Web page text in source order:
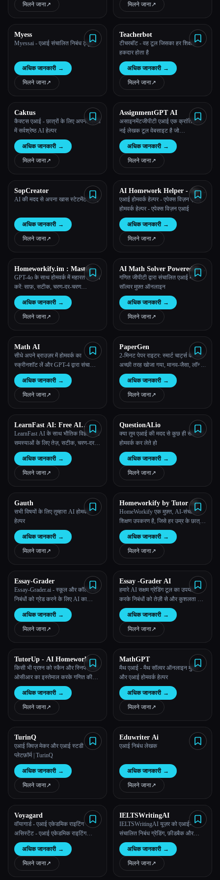
हमारे बारे में
बनाकर होमवर्क की समस्याओं को हल
करने में मदद करता है।
मिलने जाना↗︎
वैयक्तिकृत और त्रुटि-मुक्त आकलन
सुनिश्चित करता है।
मिलने जाना↗︎
Myess
Myessai - एआई संचालित निबंध ट्यूटर
अधिक जानकारी →
मिलने जाना↗︎
Teacherbot
टीचरबॉट - वह टूल जिसका हर शिक्षक
हकदार होता है
अधिक जानकारी →
मिलने जाना↗︎
Caktus
कैक्टस एआई - छात्रों के लिए अपनी श्रेणी
में सर्वश्रेष्ठ AI हेल्पर
अधिक जानकारी →
मिलने जाना↗︎
AssignmentGPT AI
असाइनमेंटजीपीटी एआई एक क्रांतिकारी
नई लेखक टूल वेबसाइट है जो
उपयोगकर्ताओं को एक शक्तिशाली एआई-
संचालित लेखन सहायक प्रदान करती है
उत्कृष्ट कार्य, निबंध, ब्लॉग, पाठ योजना
तैयार करें
अधिक जानकारी →
मिलने जाना↗︎
SopCreator
AI की मदद से अपना खास स्टेटमेंट बनाएं
अधिक जानकारी →
मिलने जाना↗︎
AI Homework Helper - Apex
Vision AI
एआई होमवर्क हेल्पर - एपेक्स विज़न एआई
होमवर्क हेल्पर - एपेक्स विज़न एआई
अधिक जानकारी →
मिलने जाना↗︎
Homeworkify.im : Master
Homework with GPT-4o
GPT-4o के साथ होमवर्क में महारत हासिल
करें: साफ़, सटीक, चरण-दर-चरण
सहायता!
अधिक जानकारी →
मिलने जाना↗︎
AI Math Solver Powered by
Math GPT Free Online
गणित जीपीटी द्वारा संचालित एआई मैथ
सॉल्वर मुफ़्त ऑनलाइन
अधिक जानकारी →
मिलने जाना↗︎
Math AI
सीधे अपने ब्राउज़र में होमवर्क का
स्क्रीनशॉट लें और GPT-4 द्वारा संचालित
चरण-दर-चरण उत्तर पाएँ।
अधिक जानकारी →
मिलने जाना↗︎
PaperGen
2-मिनट पेपर राइटर: स्मार्ट चार्ट्स के साथ
अच्छी तरह खोजा गया, मानव-जैसा, लॉन्ग-
फ़ॉर्म पेपर राइटर
अधिक जानकारी →
मिलने जाना↗︎
LearnFast AI: Free AI
Physics Solver
LearnFast AI के साथ भौतिक विज्ञान की
समस्याओं के लिए तेज़, सटीक, चरण-दर-
चरण समाधान पाओ!
अधिक जानकारी →
मिलने जाना↗︎
QuestionAI.io
क्या तुम एआई की मदद से कुछ ही सेकंड में
होमवर्क कर लेते हो
अधिक जानकारी →
मिलने जाना↗︎
Gauth
सभी विषयों के लिए तुम्हारा AI होमवर्क
हेल्पर
अधिक जानकारी →
मिलने जाना↗︎
Homeworkify by Tutor AI
HomeWorkify एक मुफ़्त, AI-संचालित
शिक्षण उपकरण है, जिसे हर उम्र के छात्रों
को अपने होमवर्क को समझने और प्रभावी
ढंग से पूरा करने में मदद करने के लिए
डिज़ाइन किया गया है।
अधिक जानकारी →
मिलने जाना↗︎
Essay-Grader
Essay-Grader.ai - स्कूल और कॉलेज के
निबंधों को ग्रेड करने के लिए AI का
इस्तेमाल करें
अधिक जानकारी →
मिलने जाना↗︎
Essay -Grader AI
हमारे AI सक्षम ग्रेडिंग टूल का उपयोग
करके निबंधों को तेज़ी से और कुशलता से
ग्रेड दें
अधिक जानकारी →
मिलने जाना↗︎
TutorUp - AI Homework &
Exam Helper
किसी भी प्रश्न को स्कैन और स्निप करके
ओसीआर का इस्तेमाल करके गणित की
जटिल समस्याओं जैसे कि एल्जेब्रा,
कैलकुलस, और जियोमेट्री को हल करें
अधिक जानकारी →
मिलने जाना↗︎
MathGPT
मैथ एआई - मैथ सॉल्वर ऑनलाइन मुफ़्त
और एआई होमवर्क हेल्पर
अधिक जानकारी →
मिलने जाना↗︎
TurinQ
एआई क्विज़ मेकर और एआई स्टडी
प्लेटफ़ॉर्म | TurinQ
अधिक जानकारी →
मिलने जाना↗︎
Eduwriter Ai
एआई निबंध लेखक
अधिक जानकारी →
मिलने जाना↗︎
Voyagard
वॉयागार्ड - एआई एकेडमिक राइटिंग
असिस्टेंट - एआई एकेडमिक राइटिंग
असिस्टेंट
अधिक जानकारी →
मिलने जाना↗︎
IELTSWritingAI
IELTSWritingAI यूज़र को एआई-
संचालित निबंध ग्रेडिंग, फ़ीडबैक और
नमूना निबंधों के ज़रिये आईईएलटीएस
लेखन को बेहतर बनाने में मदद करता है,
ताकि स्कोर को कुशलता से बढ़ाया जा
सके।
अधिक जानकारी →
मिलने जाना↗︎